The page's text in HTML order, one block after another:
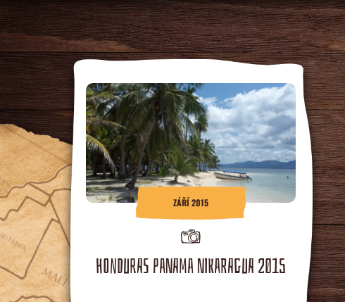
ZÁŘÍ 2015
HONDURAS PANAMA NIKARAGUA 2015